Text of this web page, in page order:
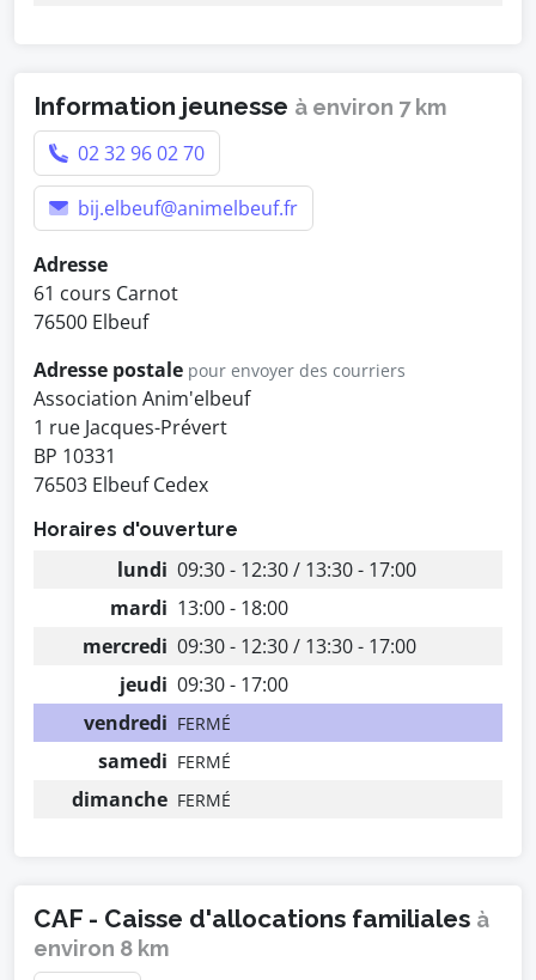
Information jeunesse à environ 7 km
02 32 96 02 70
bij.elbeuf@animelbeuf.fr
Adresse
61 cours Carnot
76500 Elbeuf
Adresse postale pour envoyer des courriers
Association Anim'elbeuf
1 rue Jacques-Prévert
BP 10331
76503 Elbeuf Cedex
Horaires d'ouverture
lundi 09:30 - 12:30 / 13:30 - 17:00
mardi 13:00 - 18:00
mercredi 09:30 - 12:30 / 13:30 - 17:00
jeudi 09:30 - 17:00
vendredi FERMÉ
samedi FERMÉ
dimanche FERMÉ
CAF - Caisse d'allocations familiales à
environ 8 km